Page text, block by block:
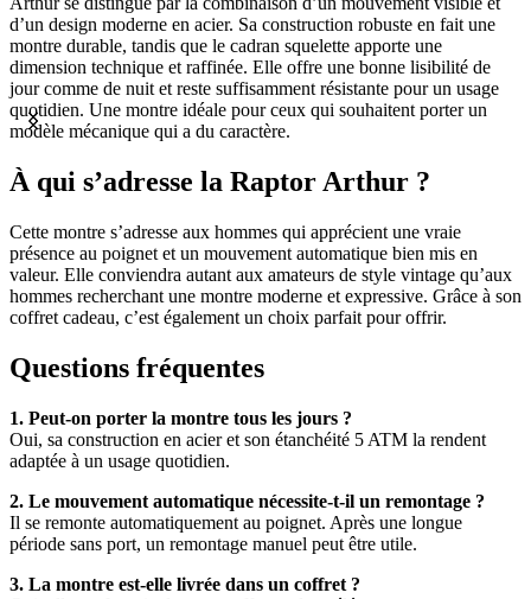
d’un design moderne en acier. Sa construction robuste en fait une
montre durable, tandis que le cadran squelette apporte une
dimension technique et raffinée. Elle offre une bonne lisibilité de
jour comme de nuit et reste suffisamment résistante pour un usage
quotidien. Une montre idéale pour ceux qui souhaitent porter un
modèle mécanique qui a du caractère.
À qui s’adresse la Raptor Arthur ?
Cette montre s’adresse aux hommes qui apprécient une vraie
présence au poignet et un mouvement automatique bien mis en
valeur. Elle conviendra autant aux amateurs de style vintage qu’aux
hommes recherchant une montre moderne et expressive. Grâce à son
coffret cadeau, c’est également un choix parfait pour offrir.
Questions fréquentes
1. Peut-on porter la montre tous les jours ?
Oui, sa construction en acier et son étanchéité 5 ATM la rendent
adaptée à un usage quotidien.
2. Le mouvement automatique nécessite-t-il un remontage ?
Il se remonte automatiquement au poignet. Après une longue
période sans port, un remontage manuel peut être utile.
3. La montre est-elle livrée dans un coffret ?